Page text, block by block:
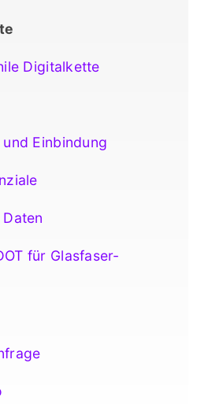
Digitalkette
Einbindung
für Glasfaser-